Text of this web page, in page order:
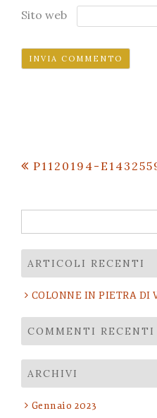
Sito web
Navigazione
P1120194-
per:
ARTICOLI RECENTI
COLONNE IN PIETRA DI
COMMENTI RECENTI
ARCHIVI
Gennaio 2023